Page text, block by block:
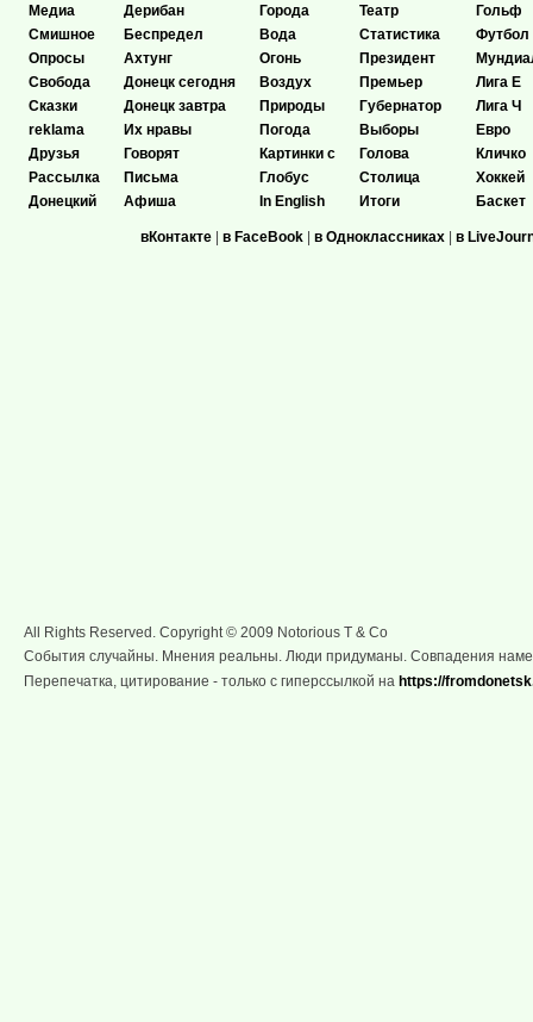
Медиа
Смишное
Опросы
Свобода
Сказки
reklama
Друзья
Рассылка
Донецкий
Дерибан
Беспредел
Ахтунг
Донецк сегодня
Донецк завтра
Их нравы
Говорят
Письма
Афиша
Города
Вода
Огонь
Воздух
Природы
Погода
Картинки с
Глобус
In English
Театр
Статистика
Президент
Премьер
Губернатор
Выборы
Голова
Столица
Итоги
Гольф
Футбол
Лига Е
Лига Ч
Евро
Кличко
Хоккей
Баскет
вКонтакте | в FaceBook | в Одноклассниках | в
All Rights Reserved. Copyright © 2009 Notorious T & Co
События случайны. Мнения реальны. Люди придуманы. Совпадения
Перепечатка, цитирование - только с гиперссылкой на https://